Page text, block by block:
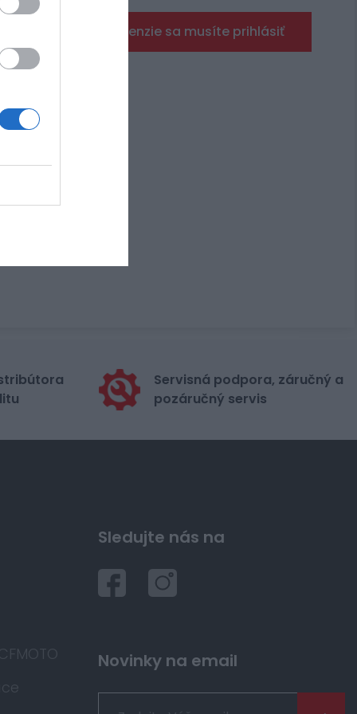
Pre pridanie recenzie sa musíte prihlásiť
Servisná podpora, záručný a
pozáručný servis
Sledujte nás na
Novinky na email